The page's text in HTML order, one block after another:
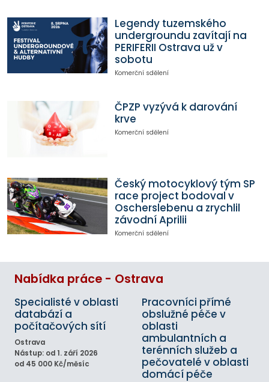
Legendy tuzemského
undergroundu zavítají na
PERIFERII Ostrava už v
sobotu
Komerční sdělení
ČPZP vyzývá k darování
krve
Komerční sdělení
Český motocyklový tým SP
race project bodoval v
Oscherslebenu a zrychlil
závodní Aprilii
Komerční sdělení
Nabídka práce - Ostrava
Specialisté v oblasti
databází a
počítačových sítí
Ostrava
Nástup: od 1. září 2026
od 45 000 Kč/měsíc
Pracovníci přímé
obslužné péče v
oblasti
ambulantních a
terénních služeb a
pečovatelé v oblasti
domácí péče